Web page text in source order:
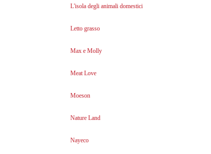
L'isola degli animali domestici
Letto grasso
Max e Molly
Meat Love
Moeson
Nature Land
Nayeco